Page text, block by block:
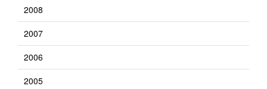
2008
2007
2006
2005